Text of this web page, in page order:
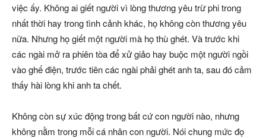
việc ấy. Không ai giết người vì lòng thương yêu trừ phi trong
nhất thời hay trong tình cảnh khác, họ không còn thương yêu
nữa. Nhưng họ giết một người mà họ thù ghét. Và trước khi
các ngài mở ra phiên tòa để xử giảo hay buộc một người ngồi
vào ghế điện, trước tiên các ngài phải ghét anh ta, sau đó cảm
thấy hài lòng khi anh ta chết.
Không còn sự xúc động trong bất cứ con người nào, nhưng
không nằm trong mỗi cá nhân con người. Nói chung mức đọ